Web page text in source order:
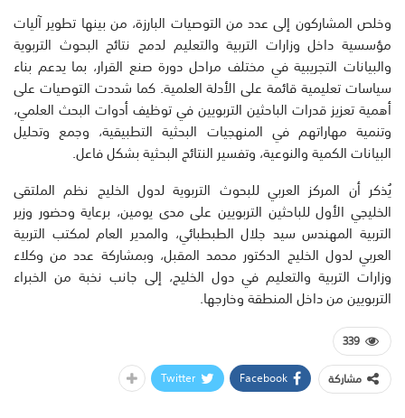
وخلص المشاركون إلى عدد من التوصيات البارزة، من بينها تطوير آليات
مؤسسية داخل وزارات التربية والتعليم لدمج نتائج البحوث التربوية
والبيانات التجريبية في مختلف مراحل دورة صنع القرار، بما يدعم بناء
سياسات تعليمية قائمة على الأدلة العلمية. كما شددت التوصيات على
أهمية تعزيز قدرات الباحثين التربويين في توظيف أدوات البحث العلمي،
وتنمية مهاراتهم في المنهجيات البحثية التطبيقية، وجمع وتحليل
البيانات الكمية والنوعية، وتفسير النتائج البحثية بشكل فاعل.
يُذكر أن المركز العربي للبحوث التربوية لدول الخليج نظم الملتقى
الخليجي الأول للباحثين التربويين على مدى يومين، برعاية وحضور وزير
التربية المهندس سيد جلال الطبطبائي، والمدير العام لمكتب التربية
العربي لدول الخليج الدكتور محمد المقبل، وبمشاركة عدد من وكلاء
وزارات التربية والتعليم في دول الخليج، إلى جانب نخبة من الخبراء
التربويين من داخل المنطقة وخارجها.
339
مشاركة
Facebook
Twitter